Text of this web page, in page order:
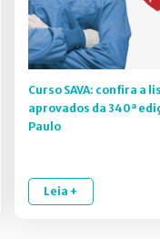
Curso SAVA: confira a
aprovados da 340ª
Paulo
Leia +